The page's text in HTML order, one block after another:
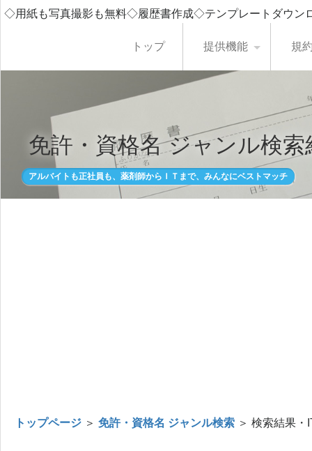
◇用紙も写真撮影も無料◇履歴書作成◇テンプレートダウ
トップ 提供機能 規
免許・資格名 ジャンル検索
アルバイトも正社員も、薬剤師からＩＴまで、みんなにベストマッチ
トップページ ＞ 免許・資格名 ジャンル検索 ＞ 検索結果・